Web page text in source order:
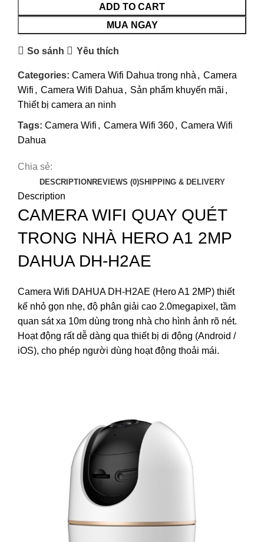
ADD TO CART
MUA NGAY
So sánh Yêu thích
Categories: Camera Wifi Dahua trong nhà , Camera
Wifi , Camera Wifi Dahua , Sản phẩm khuyến mãi ,
Thiết bị camera an ninh
Tags: Camera Wifi , Camera Wifi 360, Camera Wifi
Dahua
Chia sẻ:
DESCRIPTION REVIEWS (0)SHIPPING & DELIVERY
Description
CAMERA WIFI QUAY QUÉT
TRONG NHÀ HERO A1 2MP
DAHUA DH-H2AE
Camera Wifi DAHUA DH-H2AE (Hero A1 2MP) thiết
kế nhỏ gọn nhẹ, độ phân giải cao 2.0megapixel, tầm
quan sát xa 10m dùng trong nhà cho hình ảnh rõ nét.
Hoạt động rất dễ dàng qua thiết bị di động (Android /
iOS), cho phép người dùng hoạt động thoải mái.